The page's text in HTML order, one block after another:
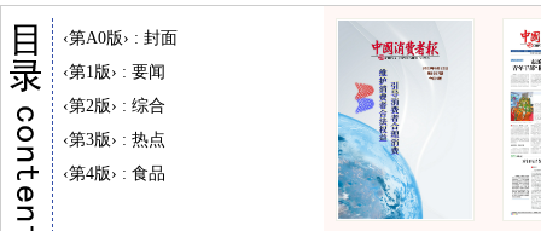
‹第A0版› : 封面
‹第1版› : 要闻
‹第2版› : 综合
‹第3版› : 热点
‹第4版› : 食品